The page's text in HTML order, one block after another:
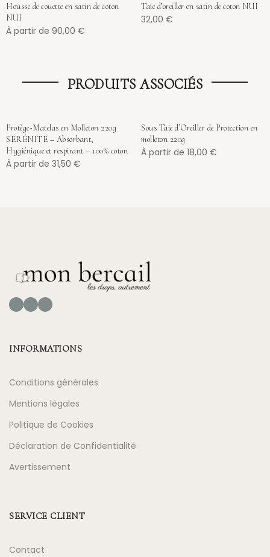
Housse de couette en satin de coton
NUI
À partir de 90,00 €
Taie d’oreiller en satin de coton NUI
32,00 €
PRODUITS ASSOCIÉS
Protège-Matelas en Molleton 220g
SÉRÉNITÉ – Absorbant,
Hygiénique et respirant – 100% coton
À partir de 31,50 €
Sous Taie d’Oreiller de Protection en
molleton 220g
À partir de 18,00 €
Instagram
Pinterest
Facebook
INFORMATIONS
Conditions générales
Mentions légales
Politique de Cookies
Déclaration de Confidentialité
Avertissement
SERVICE CLIENT
Contact